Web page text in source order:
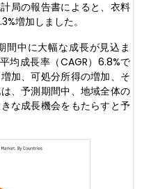
局の報告書によると、衣料
増加しました。
間中に大幅な成長が見込ま
均成長率（CAGR）6.8%で
加、可処分所得の増加、そ
、予測期間中、地域全体の
な成長機会をもたらすと予